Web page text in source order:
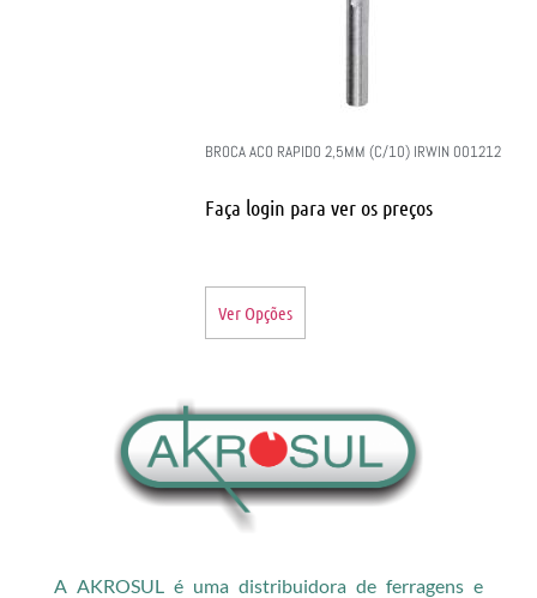
BROCA ACO RAPIDO 2,5MM (C/10) IRWIN 001212
Faça login para ver os preços
Ver Opções
A AKROSUL é uma distribuidora de ferragens e